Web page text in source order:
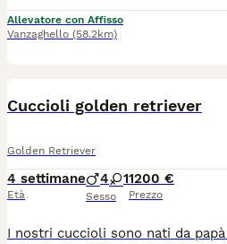
Allevatore con Affisso
Vanzaghello (58.2km)
Cuccioli golden retriever
Golden Retriever
4 settimane
Età
4 1
Sesso
1200 €
Prezzo